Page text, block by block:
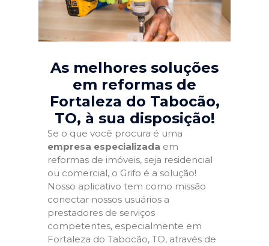
As melhores soluções
em reformas de
Fortaleza do Tabocão,
TO, à sua disposição!
Se o que você procura é uma
empresa especializada em
reformas de imóveis, seja residencial
ou comercial, o Grifo é a solução!
Nosso aplicativo tem como missão
conectar nossos usuários a
prestadores de serviços
competentes, especialmente em
Fortaleza do Tabocão, TO, através de